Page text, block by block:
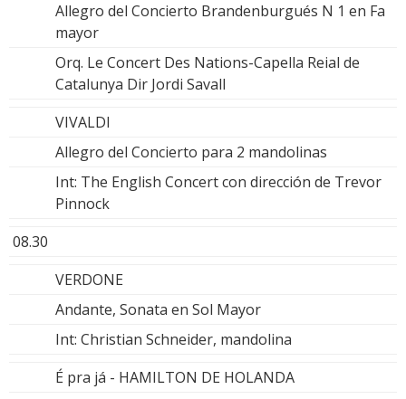
Allegro del Concierto Brandenburgués N 1 en Fa
mayor
Orq. Le Concert Des Nations-Capella Reial de
Catalunya Dir Jordi Savall
VIVALDI
Allegro del Concierto para 2 mandolinas
Int: The English Concert con dirección de Trevor
Pinnock
08.30
VERDONE
Andante, Sonata en Sol Mayor
Int: Christian Schneider, mandolina
É pra já - HAMILTON DE HOLANDA